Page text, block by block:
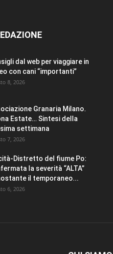
dal web per viaggiare in
con cani “importanti”
8, 2026
Granaria Milano.
Estate… Sintesi della
settimana
7, 2026
Distretto del fiume Po:
la severità “ALTA”
il temporaneo...
6, 2026